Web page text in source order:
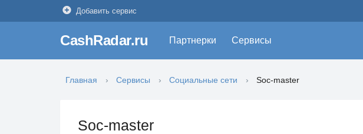
Добавить сервис
CashRadar.ru Партнерки Сервисы
Главная Сервисы Социальные сети Soc-master
Soc-master